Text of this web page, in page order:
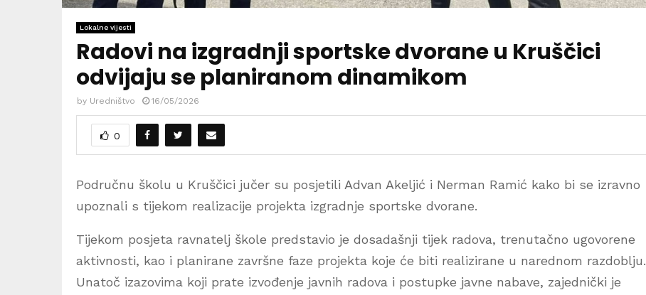
Lokalne vijesti
Radovi na izgradnji sportske dvorane u Kruščici
odvijaju se planiranom dinamikom
by Uredništvo 16/05/2026
0
Područnu školu u Kruščici jučer su posjetili Advan Akeljić i Nerman Ramić kako bi se izravno
upoznali s tijekom realizacije projekta izgradnje sportske dvorane.
Tijekom posjeta ravnatelj škole predstavio je dosadašnji tijek radova, trenutačno ugovorene
aktivnosti, kao i planirane završne faze projekta koje će biti realizirane u narednom razdoblju.
Unatoč izazovima koji prate izvođenje javnih radova i postupke javne nabave, zajednički je